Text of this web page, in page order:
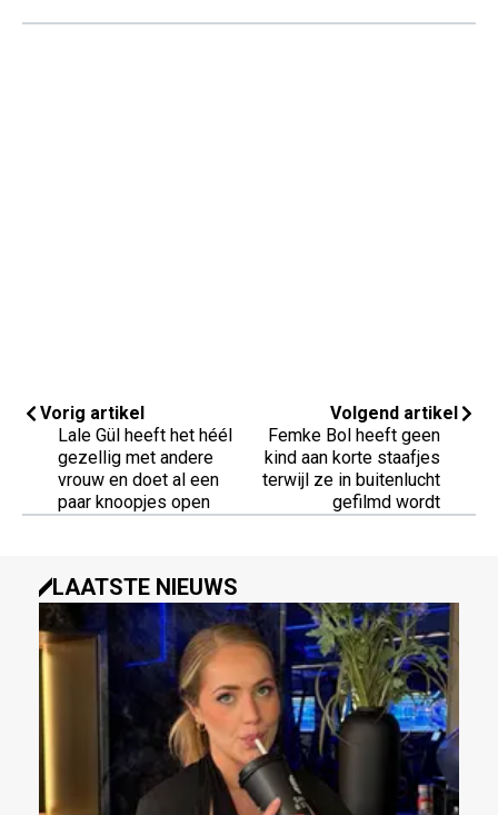
Vorig artikel
Lale Gül heeft het héél
gezellig met andere
vrouw en doet al een
paar knoopjes open
Volgend artikel
Femke Bol heeft geen
kind aan korte staafjes
terwijl ze in buitenlucht
gefilmd wordt
LAATSTE NIEUWS